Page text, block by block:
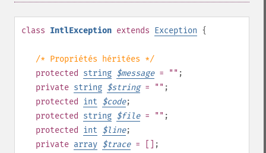
class IntlException extends Exception {
/* Propriétés héritées */
protected
string $message= "" ;
private string $string= "" ;
protected
int $code;
protected
string $file= "" ;
protected
int $line;
private array $trace= []
;